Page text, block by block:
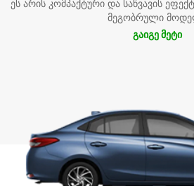
ეს არის კომპაქტური და საწვავის
მეგობრული
გაიგე მეტი